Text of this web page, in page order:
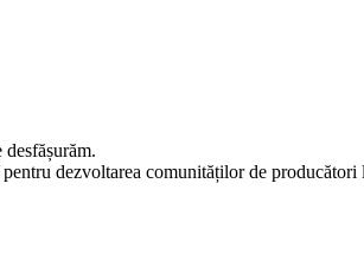
dezvoltarea comunităților de producători